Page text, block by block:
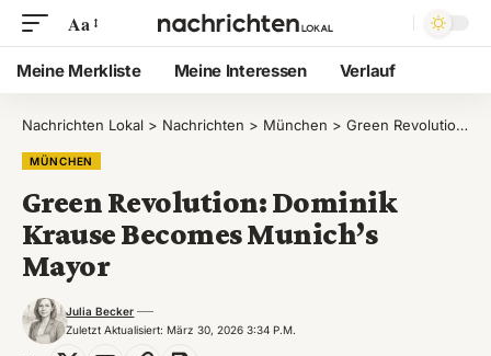
Aa
Meine Merkliste Meine Interessen Verlauf
Nachrichten Lokal > Nachrichten > München > Green Revolution: Dominik Krause Becomes Munich’s Mayor
MÜNCHEN
Green Revolution: Dominik
Krause Becomes Munich’s
Mayor
Zuletzt Aktualisiert: März 30, 2026 3:34 P.m.
Julia Becker